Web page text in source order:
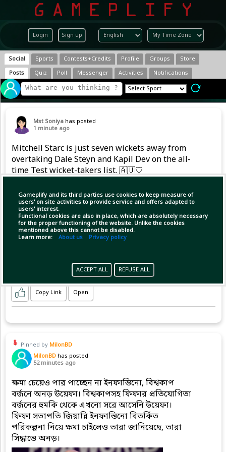
Login Sign up
Gameplify and its third parties use cookies to keep measure of
users' on site activities to provide service and offers adapted to
users' interest.
Functional cookies are also in place, which are absolutely necessary
for the proper functioning of the website. Unlike the cookies
mentioned above this cannot be disabled.
Learn more: About us Privacy policy
ACCEPT ALL REFUSE ALL
Social Sports Contests+Credits Profile Groups
Store
Posts
Quiz Poll Messenger Activities Notifications
Mst Soniya has posted
1 minute ago
Mitchell Starc is just seven wickets away from
overtaking Dale Steyn and Kapil Dev on the all-
time Test wicket-takers list. 🇦🇺🤍
#AUSvBAN #Tests #WTC #Sportskeeda
Copy Link Open
Pinned by MilonBD
MilonBD has posted
52 minutes ago
ক্ষমা চেয়েও পার পাচ্ছেন না ইনফান্তিনো, বিশ্বকাপ
বর্জনে অনড় উয়েফা। বিশ্বকাপসহ ফিফার প্রতিযোগিতা
বর্জনের হুমকি থেকে এখনো সরে আসেনি উয়েফা।
ফিফা সভাপতি জিয়ান্নি ইনফান্তিনো বিতর্কিত
পরিকল্পনা নিয়ে ক্ষমা চাইলেও তারা জানিয়েছে, তারা
সিদ্ধান্তে অনড়।